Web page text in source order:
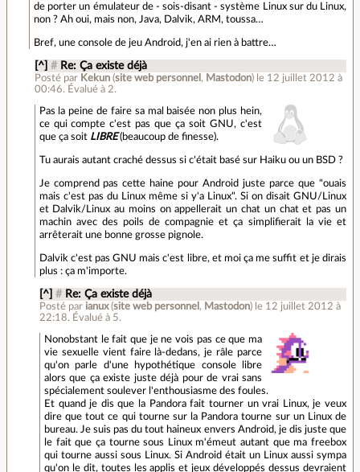
de porter un émulateur de - sois-disant - système Linux sur du Linux,
non ? Ah oui, mais non, Java, Dalvik, ARM, toussa…
Bref, une console de jeu Android, j'en ai rien à battre…
[^] # Re: Ça existe déjà
Posté par Kekun(site web personnel , Mastodon) le 12 juillet 2012 à
00:46. Évalué à 2.
Pas la peine de faire sa mal baisée non plus hein,
ce qui compte c'est pas que ça soit GNU, c'est
que ça soit LIBRE(beaucoup de finesse).
Tu aurais autant craché dessus si c'était basé sur Haiku ou un BSD ?
Je comprend pas cette haine pour Android juste parce que "ouais
mais c'est pas du Linux même si y'a Linux". Si on disait GNU/Linux
et Dalvik/Linux au moins on appellerait un chat un chat et pas un
machin avec des poils de compagnie et ça simplifierait la vie et
arrêterait une bonne grosse pignole.
Dalvik c'est pas GNU mais c'est libre, et moi ça me suffit et je dirais
plus : ça m'importe.
[^] # Re: Ça existe déjà
Posté par ianux(site web personnel , Mastodon) le 12 juillet 2012 à
22:18. Évalué à 5.
Nonobstant le fait que je ne vois pas ce que ma
vie sexuelle vient faire là-dedans, je râle parce
qu'on parle d'une hypothétique console libre
alors que ça existe juste déjà pour de vrai sans
spécialement soulever l'enthousiasme des foules.
Et quand je dis que la Pandora fait tourner un vrai Linux, je veux
dire que tout ce qui tourne sur la Pandora tourne sur un Linux de
bureau. Je suis pas du tout haineux envers Android, je dis juste que
le fait que ça tourne sous Linux m'émeut autant que ma freebox
qui tourne aussi sous Linux. Si Android était un Linux aussi sympa
qu'on le dit, toutes les applis et jeux développés dessus devraient